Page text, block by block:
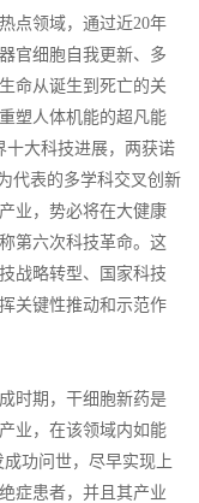
点领域，通过近20年
官细胞自我更新、多
命从诞生到死亡的关
塑人体机能的超凡能
十大科技进展，两获诺
代表的多学科交叉创新
业，势必将在大健康
第六次科技革命。这
战略转型、国家科技
关键性推动和示范作
时期，干细胞新药是
业，在该领域内如能
功问世，尽早实现上
症患者，并且其产业